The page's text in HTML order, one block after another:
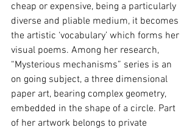
cheap or expensive, being a particularly
diverse and pliable medium, it becomes
the artistic ‘vocabulary’ which forms her
visual poems. Among her research,
“Mysterious mechanisms” series is an
on going subject, a three dimensional
paper art, bearing complex geometry,
embedded in the shape of a circle. Part
of her artwork belongs to private